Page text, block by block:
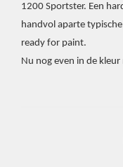
1200 Sportster. Een
handvol aparte
ready for paint.
Nu nog even in de